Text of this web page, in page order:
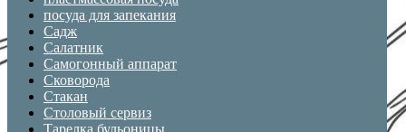
посуда для запекания
Садж
Салатник
Самогонный аппарат
Сковорода
Стакан
Столовый сервиз
Тарелка,бульоницы